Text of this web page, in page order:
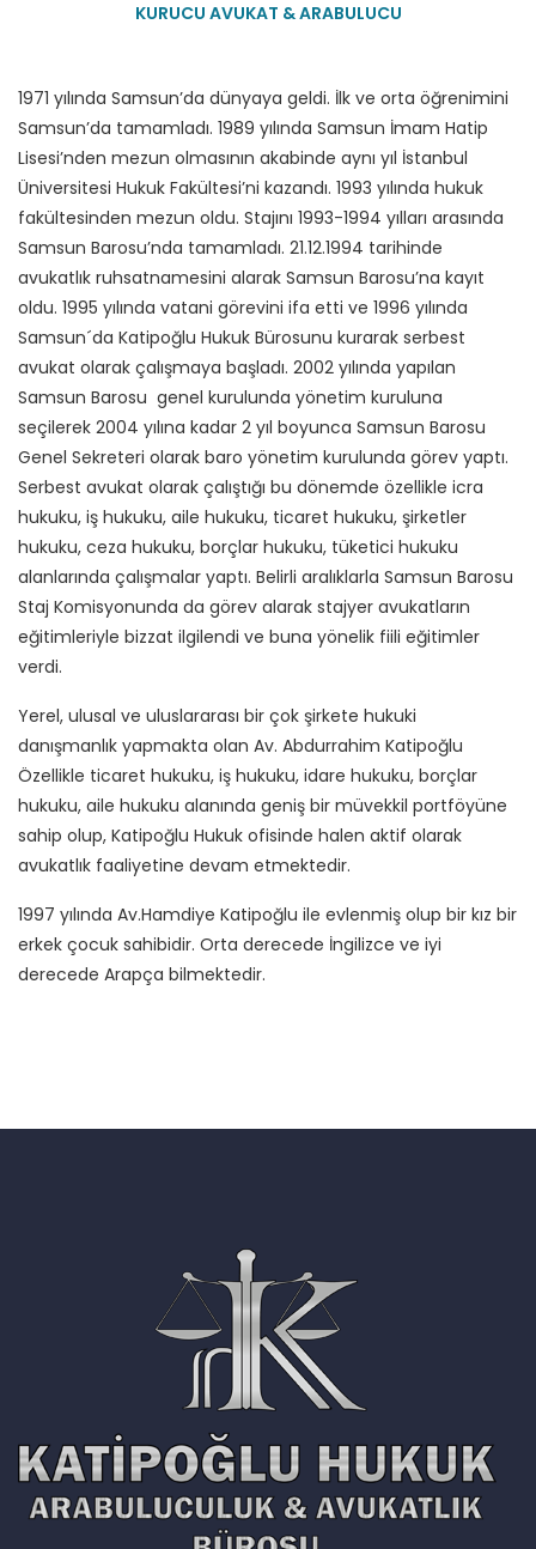
KURUCU AVUKAT & ARABULUCU
1971 yılında Samsun’da dünyaya geldi. İlk ve orta öğrenimini
Samsun’da tamamladı. 1989 yılında Samsun İmam Hatip
Lisesi’nden mezun olmasının akabinde aynı yıl İstanbul
Üniversitesi Hukuk Fakültesi’ni kazandı. 1993 yılında hukuk
fakültesinden mezun oldu. Stajını 1993-1994 yılları arasında
Samsun Barosu’nda tamamladı. 21.12.1994 tarihinde
avukatlık ruhsatnamesini alarak Samsun Barosu’na kayıt
oldu. 1995 yılında vatani görevini ifa etti ve 1996 yılında
Samsun´da Katipoğlu Hukuk Bürosunu kurarak serbest
avukat olarak çalışmaya başladı. 2002 yılında yapılan
Samsun Barosu genel kurulunda yönetim kuruluna
seçilerek 2004 yılına kadar 2 yıl boyunca Samsun Barosu
Genel Sekreteri olarak baro yönetim kurulunda görev yaptı.
Serbest avukat olarak çalıştığı bu dönemde özellikle icra
hukuku, iş hukuku, aile hukuku, ticaret hukuku, şirketler
hukuku, ceza hukuku, borçlar hukuku, tüketici hukuku
alanlarında çalışmalar yaptı. Belirli aralıklarla Samsun Barosu
Staj Komisyonunda da görev alarak stajyer avukatların
eğitimleriyle bizzat ilgilendi ve buna yönelik fiili eğitimler
verdi.
Yerel, ulusal ve uluslararası bir çok şirkete hukuki
danışmanlık yapmakta olan Av. Abdurrahim Katipoğlu
Özellikle ticaret hukuku, iş hukuku, idare hukuku, borçlar
hukuku, aile hukuku alanında geniş bir müvekkil portföyüne
sahip olup, Katipoğlu Hukuk ofisinde halen aktif olarak
avukatlık faaliyetine devam etmektedir.
1997 yılında Av.Hamdiye Katipoğlu ile evlenmiş olup bir kız bir
erkek çocuk sahibidir. Orta derecede İngilizce ve iyi
derecede Arapça bilmektedir.